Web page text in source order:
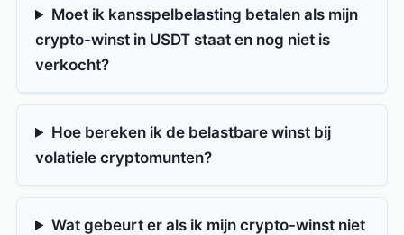
Moet ik kansspelbelasting betalen als mijn
crypto-winst in USDT staat en nog niet is
verkocht?
Hoe bereken ik de belastbare winst bij
volatiele cryptomunten?
Wat gebeurt er als ik mijn crypto-winst niet